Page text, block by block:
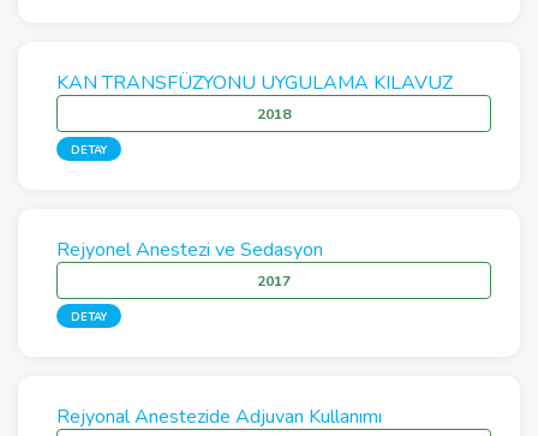
KAN TRANSFÜZYONU UYGULAMA KILAVUZ
2018
DETAY
Rejyonel Anestezi ve Sedasyon
2017
DETAY
Rejyonal Anestezide Adjuvan Kullanımı